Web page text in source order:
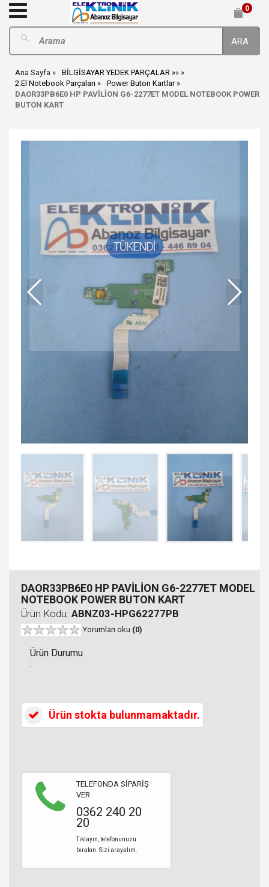
0
ARA
Ana Sayfa BİLGİSAYAR YEDEK PARÇALAR
»
2.El Notebook Parçaları
»
Power Buton Kartlar
DAOR33PB6E0 HP PAVİLİON G6-2277ET MODEL NOTEBOOK POWER
BUTON KART
DAOR33PB6E0 HP PAVİLİON G6-2277ET MODEL
NOTEBOOK POWER BUTON KART
Ürün Kodu: ABNZ03-HPG62277PB
Yorumları oku (0)
Ürün Durumu
:
Ürün stokta bulunmamaktadır.
TELEFONDA SİPARİŞ
VER
0362 240 20
20
Tıklayın, telefonunuzu
bırakın. Sizi arayalım.